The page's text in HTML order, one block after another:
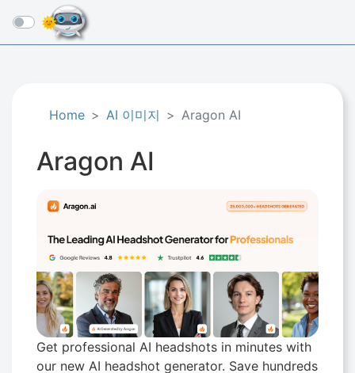
☰
Home AI 이미지 Aragon AI
Aragon AI
Get professional AI headshots in minutes with
our new AI headshot generator. Save hundreds